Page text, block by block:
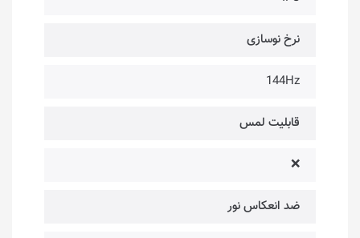
نرخ نوسازی
144Hz
قابلیت لمس
❌
ضد انعکاس نور